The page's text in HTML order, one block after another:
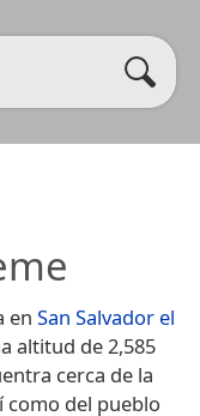
en San Salvador el
altitud de 2,585
cerca de la
como del pueblo